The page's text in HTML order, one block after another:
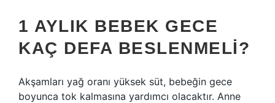
1 AYLIK BEBEK GECE
KAÇ DEFA BESLENMELI?
Akşamları yağ oranı yüksek süt, bebeğin gece
boyunca tok kalmasına yardımcı olacaktır. Anne